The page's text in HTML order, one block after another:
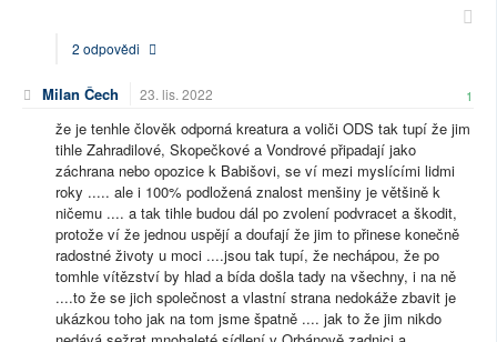
2 odpovědi
Milan Čech 23. lis. 2022 1
že je tenhle člověk odporná kreatura a voliči ODS tak tupí že jim
tihle Zahradilové, Skopečkové a Vondrové připadají jako
záchrana nebo opozice k Babišovi, se ví mezi myslícími lidmi
roky ..... ale i 100% podložená znalost menšiny je většině k
ničemu .... a tak tihle budou dál po zvolení podvracet a škodit,
protože ví že jednou uspějí a doufají že jim to přinese konečně
radostné životy u moci ....jsou tak tupí, že nechápou, že po
tomhle vítězství by hlad a bída došla tady na všechny, i na ně
....to že se jich společnost a vlastní strana nedokáže zbavit je
ukázkou toho jak na tom jsme špatně .... jak to že jim nikdo